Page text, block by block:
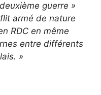
guerre »
armé de nature
RDC en même
entre différents
»